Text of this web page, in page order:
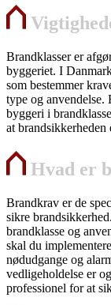
Brandklasser er
byggeriet. I
som bestemmer
type og anvendelse.
byggeri i
at brandsikkerheden
Hvad er
Brandkrav er de
sikre
brandklasse og
skal du
nødudgange og
vedligeholdelse er
professionel for at